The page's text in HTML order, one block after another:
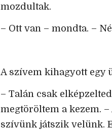
mozdultak.
– Ott van – mondta. –
A szívem kihagyott egy
– Talán csak
megtöröltem a kezem.
szívünk játszik velünk.